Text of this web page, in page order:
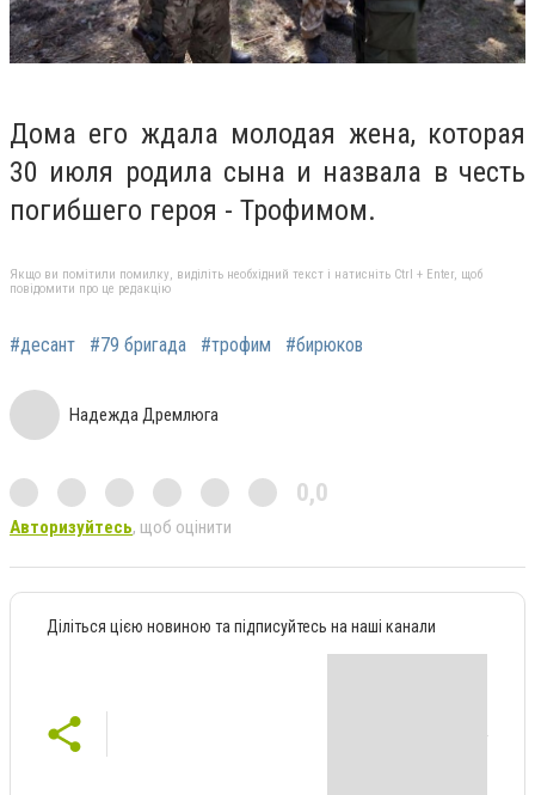
Дома его ждала молодая жена, которая
30 июля родила сына и назвала в честь
погибшего героя - Трофимом.
Якщо ви помітили помилку, виділіть необхідний текст і натисніть Ctrl + Enter, щоб
повідомити про це редакцію
#десант #79 бригада #трофим #бирюков
Надежда Дремлюга
0,0
Авторизуйтесь, щоб оцінити
Діліться цією новиною та підписуйтесь на наші канали